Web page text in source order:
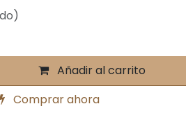
Añadir al carrito
Comprar ahora